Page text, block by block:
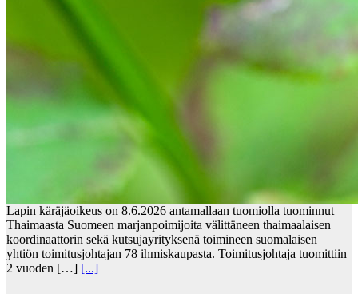
Lapin käräjäoikeus on 8.6.2026 antamallaan tuomiolla tuominnut
Thaimaasta Suomeen marjanpoimijoita välittäneen thaimaalaisen
koordinaattorin sekä kutsujayrityksenä toimineen suomalaisen
yhtiön toimitusjohtajan 78 ihmiskaupasta. Toimitusjohtaja tuomittiin
2 vuoden […] [...]